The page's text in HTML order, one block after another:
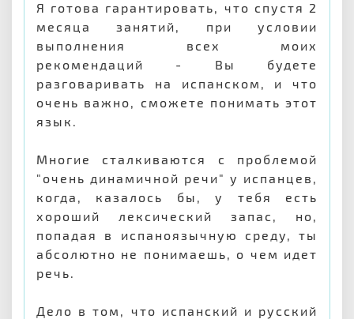
Я готова гарантировать, что спустя 2
месяца занятий, при условии
выполнения всех моих
рекомендаций - Вы будете
разговаривать на испанском, и что
очень важно, сможете понимать этот
язык.
Многие сталкиваются с проблемой
"очень динамичной речи" у испанцев,
когда, казалось бы, у тебя есть
хороший лексический запас, но,
попадая в испаноязычную среду, ты
абсолютно не понимаешь, о чем идет
речь.
Дело в том, что испанский и русский